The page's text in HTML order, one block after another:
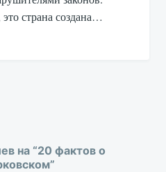
страна создана…
на “20 фактов о
”